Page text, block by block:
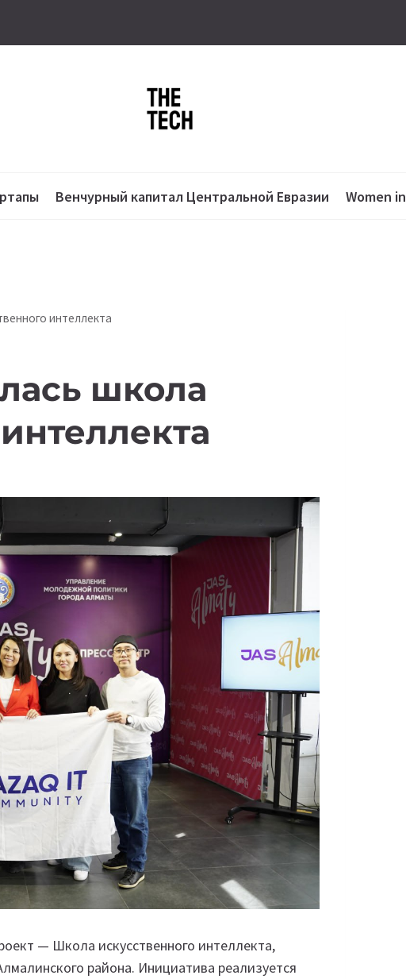
Венчурный капитал Центральной Евразии Women
интеллекта
школа
— Школа искусственного интеллекта,
района. Инициатива реализуется